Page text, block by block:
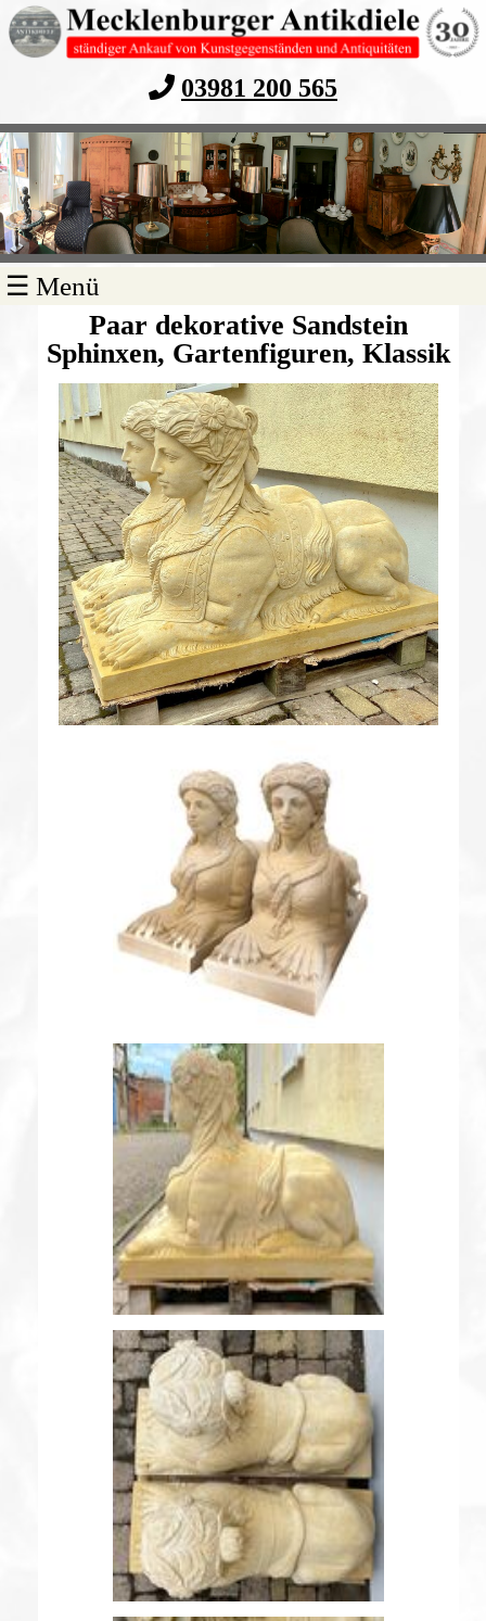
03981 200 565
☰ Menü
Paar dekorative Sandstein
Sphinxen, Gartenfiguren, Klassik